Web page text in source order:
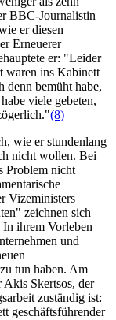
BBC-Journalistin
er diesen
Erneuerer
er: "Leider
waren ins Kabinett
denn bemüht habe,
viele gebeten,
(8)
wie er stundenlang
nicht wollen. Bei
Problem nicht
Vizeministers
zeichnen sich
ihrem Vorleben
und
tun haben. Am
Akis Skertsos, der
zuständig ist:
geschäftsführender